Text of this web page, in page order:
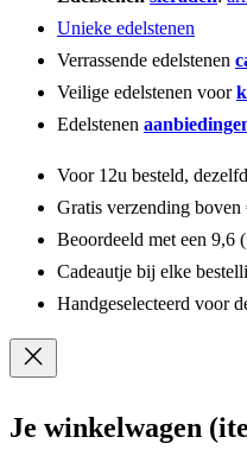
Unieke edelstenen
Verrassende edelstenen
Veilige edelstenen voor
Edelstenen
Voor 12u besteld,
Gratis verzending
Beoordeeld met een 9,6
Cadeautje bij elke
Handgeselecteerd voor
Je winkelwagen